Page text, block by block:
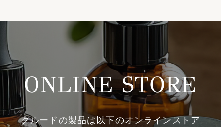
ONLINE STORE
クルードの製品は以下のオンラインストア